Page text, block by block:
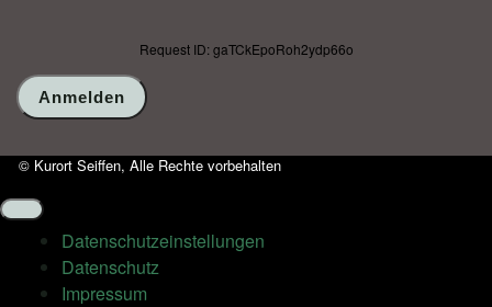
Request ID: gaTCkEpoRoh2ydp66o
© Kurort Seiffen, Alle Rechte vorbehalten
Datenschutz­einstellungen
Datenschutz
Impressum